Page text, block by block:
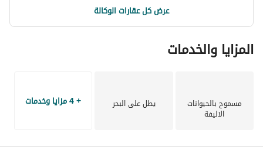
عرض كل عقارات الوكالة
المزايا والخدمات
مسموح بالحيوانات
الاليفة
يطل على البحر + 4 مزايا وخدمات